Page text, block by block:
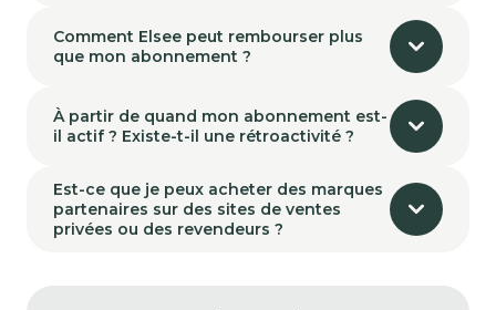
Comment Elsee peut rembourser plus
que mon abonnement ?
À partir de quand mon abonnement est-
il actif ? Existe-t-il une rétroactivité ?
Est-ce que je peux acheter des marques
partenaires sur des sites de ventes
privées ou des revendeurs ?